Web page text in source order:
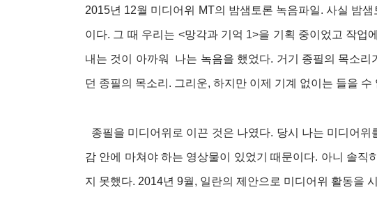
2015년 12월 미디어위 MT의 밤샘토론 녹음파일. 사실 밤
이다. 그 때 우리는 <망각과 기억 1>을 기획 중이었고 작업
내는 것이 아까워 나는 녹음을 했었다. 거기 종필의 목소리
던 종필의 목소리. 그리운, 하지만 이제 기계 없이는 들을 수
종필을 미디어위로 이끈 것은 나였다. 당시 나는 미디어
감 안에 마쳐야 하는 영상물이 있었기 때문이다. 아니 솔직
지 못했다. 2014년 9월, 일란의 제안으로 미디어위 활동을